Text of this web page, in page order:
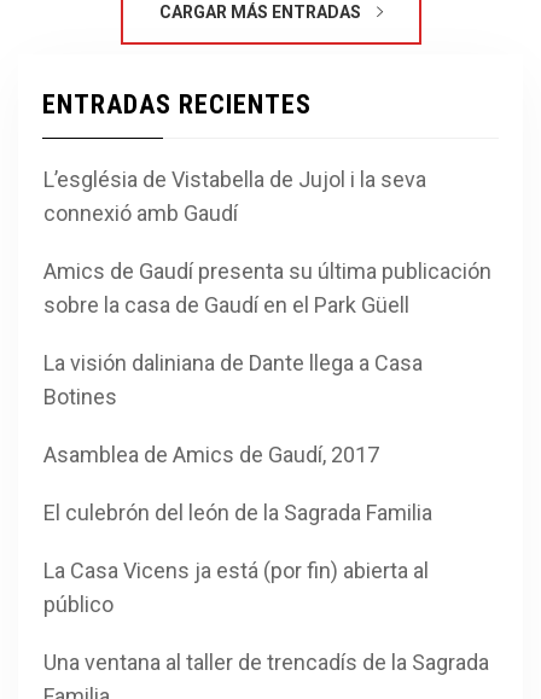
CARGAR MÁS ENTRADAS
ENTRADAS RECIENTES
L’església de Vistabella de Jujol i la seva
connexió amb Gaudí
Amics de Gaudí presenta su última publicación
sobre la casa de Gaudí en el Park Güell
La visión daliniana de Dante llega a Casa
Botines
Asamblea de Amics de Gaudí, 2017
El culebrón del león de la Sagrada Familia
La Casa Vicens ja está (por fin) abierta al
público
Una ventana al taller de trencadís de la Sagrada